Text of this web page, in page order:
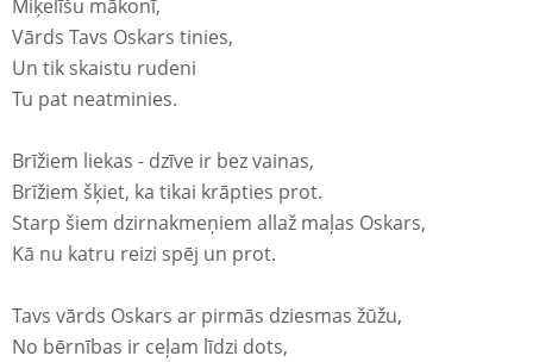
Miķelīšu mākonī,
Vārds Tavs Oskars tinies,
Un tik skaistu rudeni
Tu pat neatminies.
Brīžiem liekas - dzīve ir bez vainas,
Brīžiem šķiet, ka tikai krāpties prot.
Starp šiem dzirnakmeņiem allaž maļas Oskars,
Kā nu katru reizi spēj un prot.
Tavs vārds Oskars ar pirmās dziesmas žūžu,
No bērnības ir ceļam līdzi dots,